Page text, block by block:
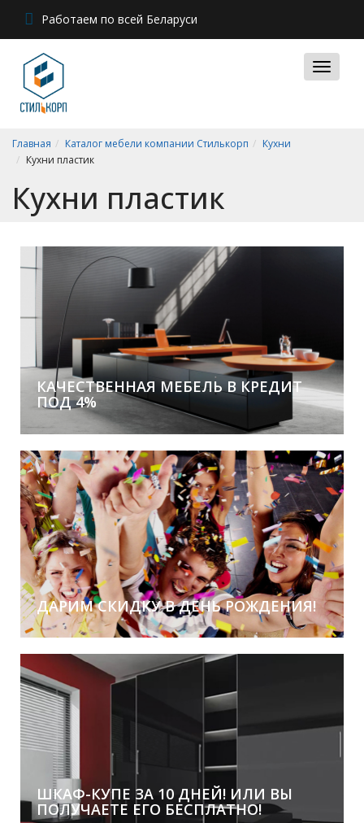
Работаем по всей Беларуси
Главная Каталог мебели компании Стилькорп
Кухни
Кухни пластик
Кухни пластик
КАЧЕСТВЕННАЯ МЕБЕЛЬ В КРЕДИТ
ПОД 4%
Без первоначального взноса!
ДАРИМ СКИДКУ В ДЕНЬ РОЖДЕНИЯ!
Покупай в Стилькорп и получай скидку в свой День
Рождения!
ШКАФ-КУПЕ ЗА 10 ДНЕЙ! ИЛИ ВЫ
ПОЛУЧАЕТЕ ЕГО БЕСПЛАТНО!